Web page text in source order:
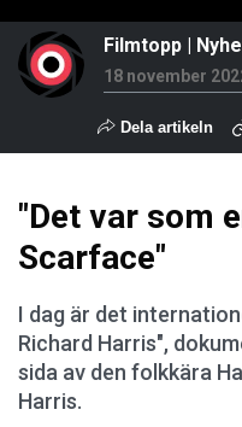
Filmtopp |
18 november
Dela artikeln
"Det var som
Scarface"
I dag är det
Richard Harris",
sida av den folkkära
Harris.